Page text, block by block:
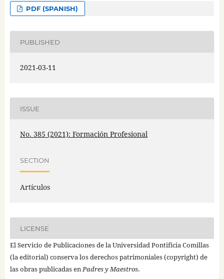
PDF (SPANISH)
PUBLISHED
2021-03-11
ISSUE
No. 385 (2021): Formación Profesional
SECTION
Artículos
LICENSE
El Servicio de Publicaciones de la Universidad Pontificia Comillas
(la editorial) conserva los derechos patrimoniales (copyright) de
las obras publicadas enPadres y Maestros.